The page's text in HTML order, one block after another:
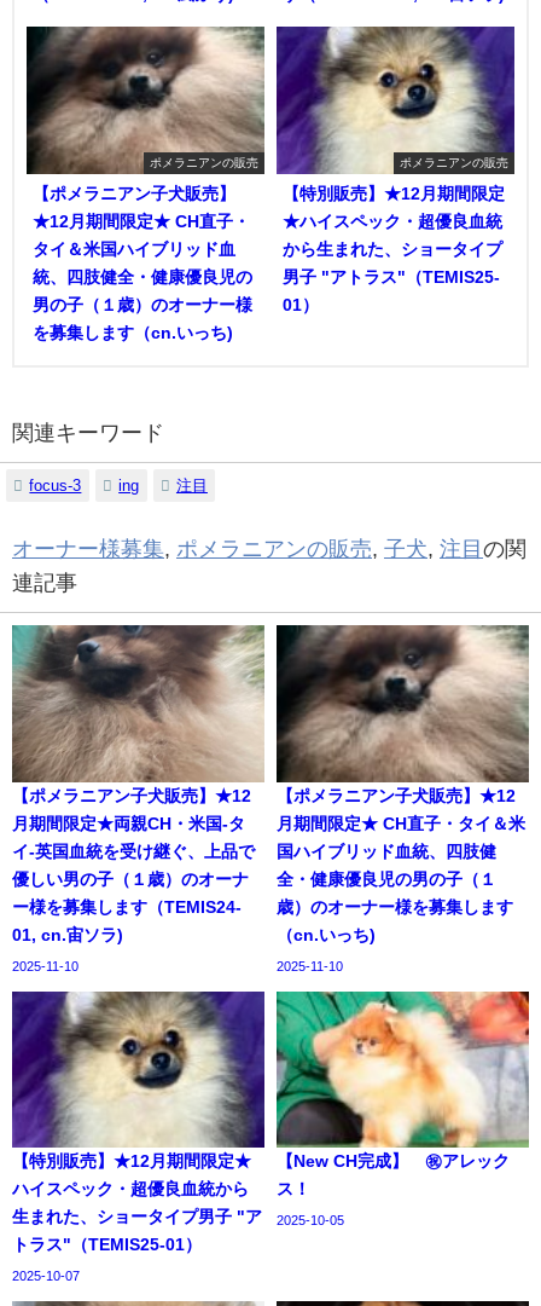
ポメラニアンの販売
【ポメラニアン子犬販売】
★12月期間限定★ CH直子・
タイ＆米国ハイブリッド血
統、四肢健全・健康優良児の
男の子（１歳）のオーナー様
を募集します（cn.いっち)
ポメラニアンの販売
【特別販売】★12月期間限定
★ハイスペック・超優良血統
から生まれた、ショータイプ
男子 "アトラス"（TEMIS25-
01）
関連キーワード
focus-3 ing 注目
オーナー様募集, ポメラニアンの販売, 子犬, 注目 の関
連記事
【ポメラニアン子犬販売】★12
月期間限定★両親CH・米国-タ
イ-英国血統を受け継ぐ、上品で
優しい男の子（１歳）のオーナ
ー様を募集します（TEMIS24-
01, cn.宙ソラ)
2025-11-10
【ポメラニアン子犬販売】★12
月期間限定★ CH直子・タイ＆米
国ハイブリッド血統、四肢健
全・健康優良児の男の子（１
歳）のオーナー様を募集します
（cn.いっち)
2025-11-10
【特別販売】★12月期間限定★
ハイスペック・超優良血統から
生まれた、ショータイプ男子 "ア
トラス"（TEMIS25-01）
2025-10-07
【New CH完成】 ㊗アレック
ス！
2025-10-05